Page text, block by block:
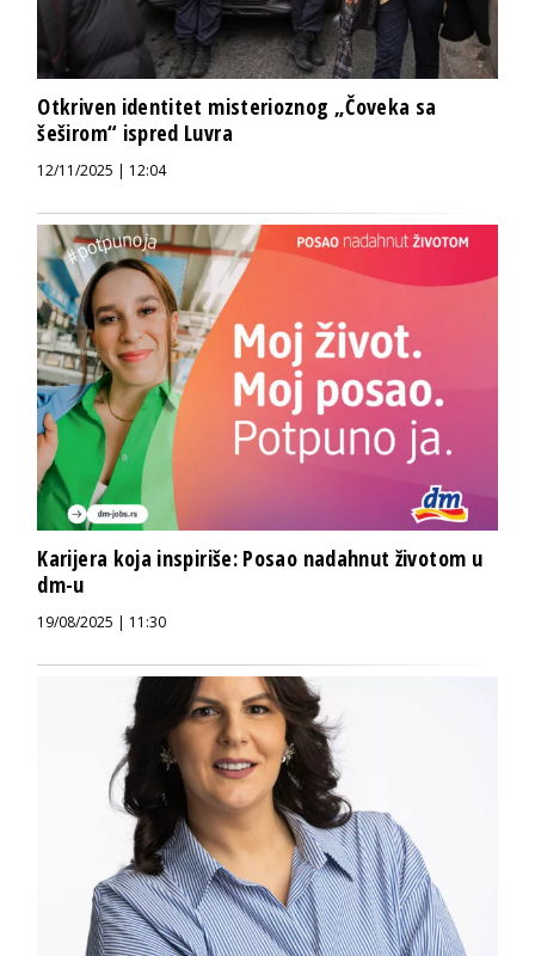
Otkriven identitet misterioznog „Čoveka sa
šeširom“ ispred Luvra
12/11/2025 | 12:04
Karijera koja inspiriše: Posao nadahnut životom u
dm-u
19/08/2025 | 11:30